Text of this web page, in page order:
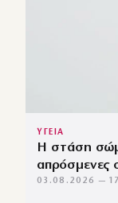
ΥΓΕΙΑ
Η στάση
απρόσμενες
03.08.2026 —